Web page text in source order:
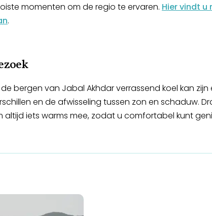
momenten om de regio te ervaren. Hier vindt
.
bergen van Jabal Akhdar verrassend koel kan
en de afwisseling tussen zon en schaduw.
altijd iets warms mee, zodat u comfortabel kunt